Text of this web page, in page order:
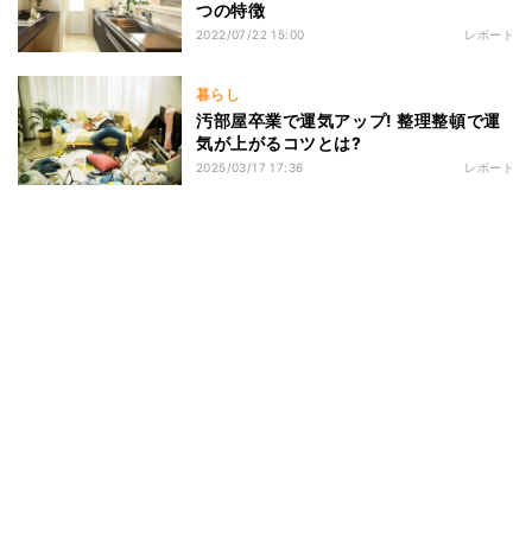
つの特徴
2022/07/22 15:00 レポート
暮らし
汚部屋卒業で運気アップ! 整理整頓で運
気が上がるコツとは?
2025/03/17 17:36 レポート